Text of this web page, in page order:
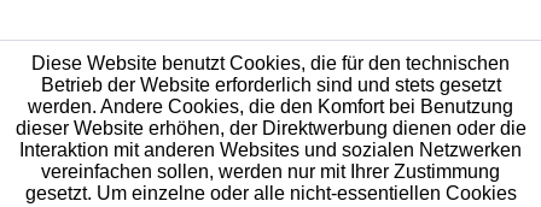
Diese Website benutzt Cookies, die für den technischen
Betrieb der Website erforderlich sind und stets gesetzt
werden. Andere Cookies, die den Komfort bei Benutzung
dieser Website erhöhen, der Direktwerbung dienen oder die
Interaktion mit anderen Websites und sozialen Netzwerken
vereinfachen sollen, werden nur mit Ihrer Zustimmung
gesetzt. Um einzelne oder alle nicht-essentiellen Cookies